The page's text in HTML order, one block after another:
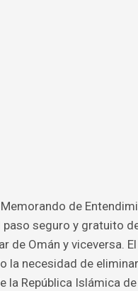
de
seguro y gratuito
de Omán y viceversa.
la necesidad de
la República Islámica